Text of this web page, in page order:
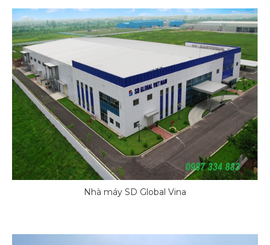
Nhà máy SD Global Vina